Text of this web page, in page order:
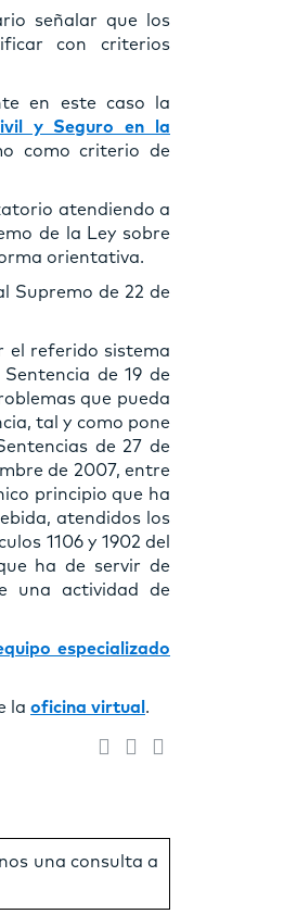
señalar que los
con criterios
en este caso la
y Seguro en la
como criterio de
atendiendo a
de la Ley sobre
orientativa.
Supremo de 22 de
el referido sistema
de 19 de
que pueda
tal y como pone
de 27 de
de 2007, entre
principio que ha
atendidos los
1106 y 1902 del
ha de servir de
una actividad de
especializado
la oficina virtual .
una consulta a